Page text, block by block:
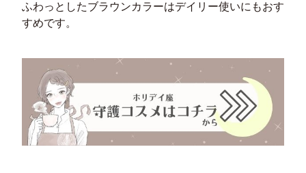
ふわっとしたブラウンカラーはデイリー使いにもおす
すめです。